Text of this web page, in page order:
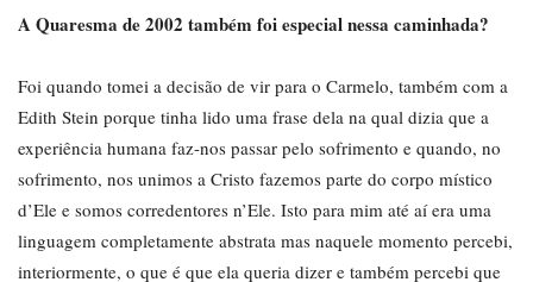
A Quaresma de 2002 também foi especial nessa caminhada?
Foi quando tomei a decisão de vir para o Carmelo, também com a
Edith Stein porque tinha lido uma frase dela na qual dizia que a
experiência humana faz-nos passar pelo sofrimento e quando, no
sofrimento, nos unimos a Cristo fazemos parte do corpo místico
d’Ele e somos corredentores n’Ele. Isto para mim até aí era uma
linguagem completamente abstrata mas naquele momento percebi,
interiormente, o que é que ela queria dizer e também percebi que